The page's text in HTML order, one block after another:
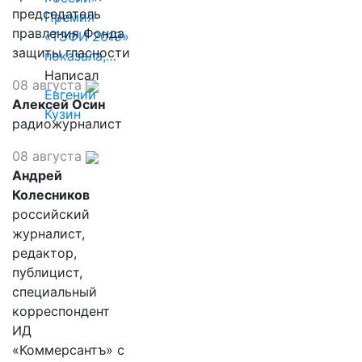
Премия
«ТЭФИ 2019»
показала,…
Написал
Евгений
Кузин
председатель
правления Фонда
защиты гласности
08 августа
Алексей Осин
радиожурналист
08 августа
Андрей
Колесников
российский
журналист,
редактор,
публицист,
специальный
корреспондент
ИД
«Коммерсантъ» с